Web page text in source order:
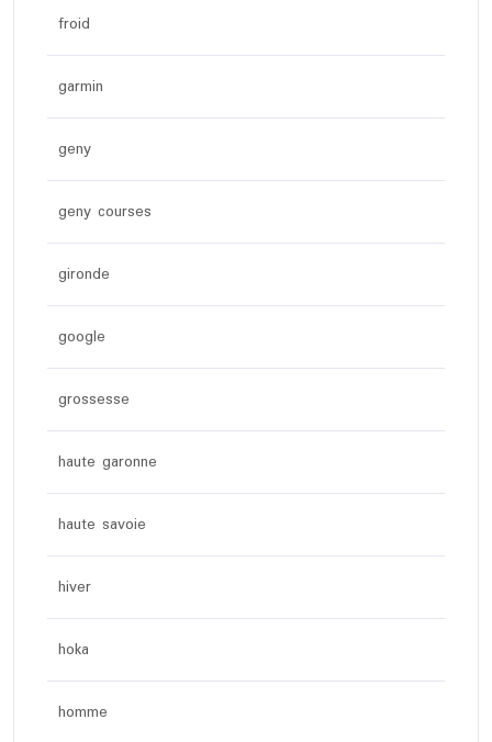
froid
garmin
geny
geny courses
gironde
google
grossesse
haute garonne
haute savoie
hiver
hoka
homme